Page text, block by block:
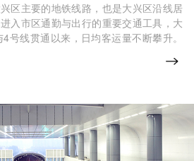
区主要的地铁线路，也是大兴区沿线居
入市区通勤与出行的重要交通工具，大
号线贯通以来，日均客运量不断攀升。